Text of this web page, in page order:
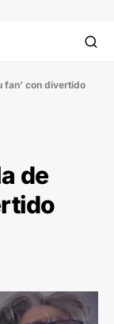
fan’ con divertido
de